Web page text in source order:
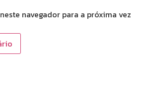
navegador para a próxima vez